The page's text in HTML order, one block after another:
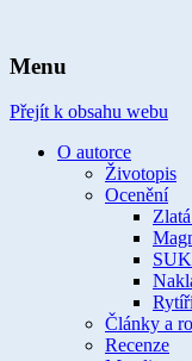
Ivona
Menu
Přejít k obsahu webu
O autorce
Životopis
Ocenění
Články a
Recenze